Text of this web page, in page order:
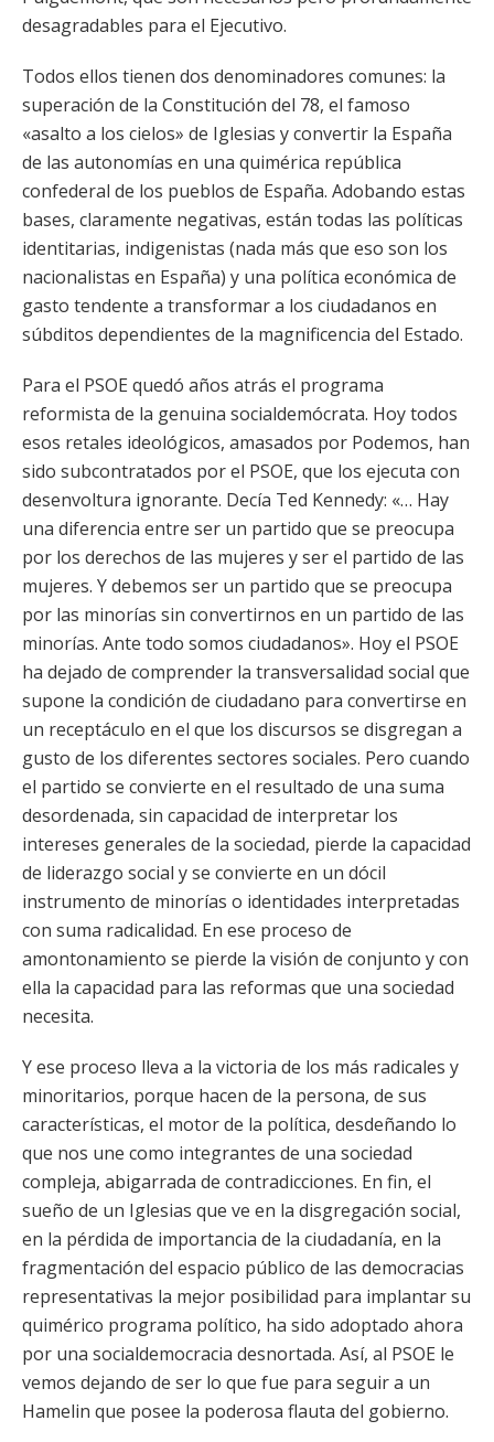
desagradables para el Ejecutivo.
Todos ellos tienen dos denominadores comunes: la
superación de la Constitución del 78, el famoso
«asalto a los cielos» de Iglesias y convertir la España
de las autonomías en una quimérica república
confederal de los pueblos de España. Adobando estas
bases, claramente negativas, están todas las políticas
identitarias, indigenistas (nada más que eso son los
nacionalistas en España) y una política económica de
gasto tendente a transformar a los ciudadanos en
súbditos dependientes de la magnificencia del Estado.
Para el PSOE quedó años atrás el programa
reformista de la genuina socialdemócrata. Hoy todos
esos retales ideológicos, amasados por Podemos, han
sido subcontratados por el PSOE, que los ejecuta con
desenvoltura ignorante. Decía Ted Kennedy: «… Hay
una diferencia entre ser un partido que se preocupa
por los derechos de las mujeres y ser el partido de las
mujeres. Y debemos ser un partido que se preocupa
por las minorías sin convertirnos en un partido de las
minorías. Ante todo somos ciudadanos». Hoy el PSOE
ha dejado de comprender la transversalidad social que
supone la condición de ciudadano para convertirse en
un receptáculo en el que los discursos se disgregan a
gusto de los diferentes sectores sociales. Pero cuando
el partido se convierte en el resultado de una suma
desordenada, sin capacidad de interpretar los
intereses generales de la sociedad, pierde la capacidad
de liderazgo social y se convierte en un dócil
instrumento de minorías o identidades interpretadas
con suma radicalidad. En ese proceso de
amontonamiento se pierde la visión de conjunto y con
ella la capacidad para las reformas que una sociedad
necesita.
Y ese proceso lleva a la victoria de los más radicales y
minoritarios, porque hacen de la persona, de sus
características, el motor de la política, desdeñando lo
que nos une como integrantes de una sociedad
compleja, abigarrada de contradicciones. En fin, el
sueño de un Iglesias que ve en la disgregación social,
en la pérdida de importancia de la ciudadanía, en la
fragmentación del espacio público de las democracias
representativas la mejor posibilidad para implantar su
quimérico programa político, ha sido adoptado ahora
por una socialdemocracia desnortada. Así, al PSOE le
vemos dejando de ser lo que fue para seguir a un
Hamelin que posee la poderosa flauta del gobierno.